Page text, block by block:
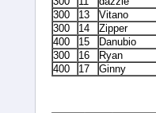
300
13
Vitano
300
14
Zipper
400
15
Danubio
300
16
Ryan
400
17 Ginny